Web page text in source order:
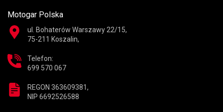
Motogar Polska
ul. Bohaterów Warszawy 22/15,
75-211 Koszalin,
Telefon:
699 570 067
REGON 363609381,
NIP 6692526588